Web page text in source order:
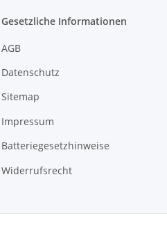
Gesetzliche Informationen
AGB
Datenschutz
Sitemap
Impressum
Batteriegesetzhinweise
Widerrufsrecht